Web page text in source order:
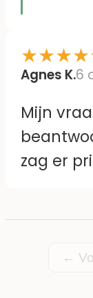
★★★★
Agnes K.6
Mijn
zag er
←